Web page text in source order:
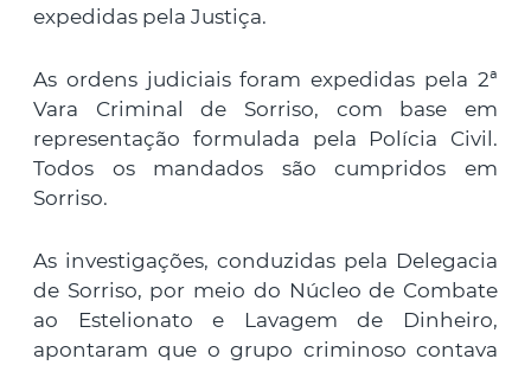
expedidas pela Justiça.
As ordens judiciais foram expedidas pela 2ª
Vara Criminal de Sorriso, com base em
representação formulada pela Polícia Civil.
Todos os mandados são cumpridos em
Sorriso.
As investigações, conduzidas pela Delegacia
de Sorriso, por meio do Núcleo de Combate
ao Estelionato e Lavagem de Dinheiro,
apontaram que o grupo criminoso contava